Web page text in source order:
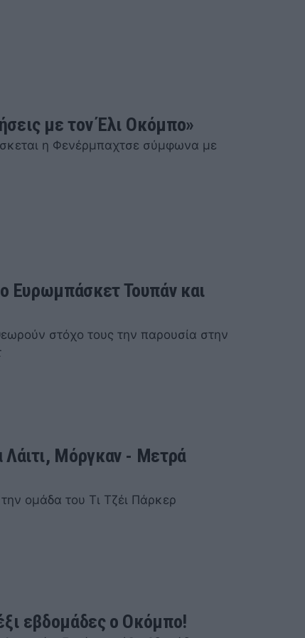
με τον Έλι Οκόμπο»
η Φενέρμπαχτσε σύμφωνα με
Ευρωμπάσκετ Τουπάν και
στόχο τους την παρουσία στην
Λάιτι, Μόργκαν - Μετρά
ομάδα του Τι Τζέι Πάρκερ
εβδομάδες ο Οκόμπο!